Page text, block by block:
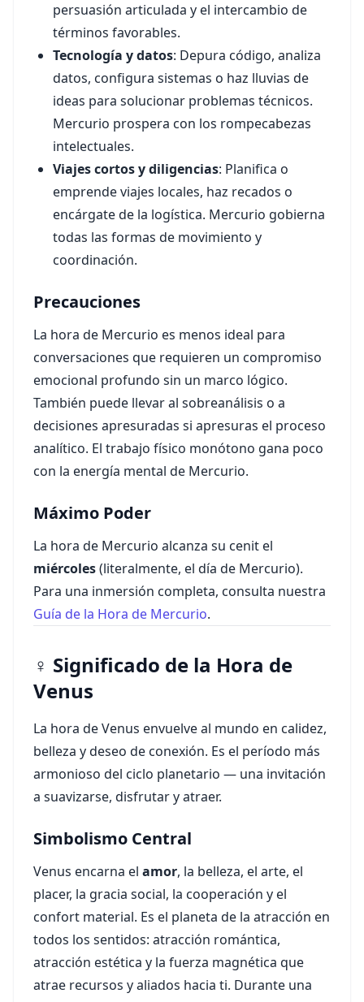
persuasión articulada y el intercambio de
términos favorables.
Tecnología y datos: Depura código, analiza
datos, configura sistemas o haz lluvias de
ideas para solucionar problemas técnicos.
Mercurio prospera con los rompecabezas
intelectuales.
Viajes cortos y diligencias: Planifica o
emprende viajes locales, haz recados o
encárgate de la logística. Mercurio gobierna
todas las formas de movimiento y
coordinación.
Precauciones
La hora de Mercurio es menos ideal para
conversaciones que requieren un compromiso
emocional profundo sin un marco lógico.
También puede llevar al sobreanálisis o a
decisiones apresuradas si apresuras el proceso
analítico. El trabajo físico monótono gana poco
con la energía mental de Mercurio.
Máximo Poder
La hora de Mercurio alcanza su cenit el
miércoles(literalmente, el día de Mercurio).
Para una inmersión completa, consulta nuestra
Guía de la Hora de Mercurio.
♀ Significado de la Hora de
Venus
La hora de Venus envuelve al mundo en calidez,
belleza y deseo de conexión. Es el período más
armonioso del ciclo planetario — una invitación
a suavizarse, disfrutar y atraer.
Simbolismo Central
Venus encarna el amor, la belleza, el arte, el
placer, la gracia social, la cooperación y el
confort material. Es el planeta de la atracción en
todos los sentidos: atracción romántica,
atracción estética y la fuerza magnética que
atrae recursos y aliados hacia ti. Durante una